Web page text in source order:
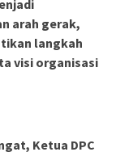
arah gerak,
langkah
visi organisasi
Ketua DPC